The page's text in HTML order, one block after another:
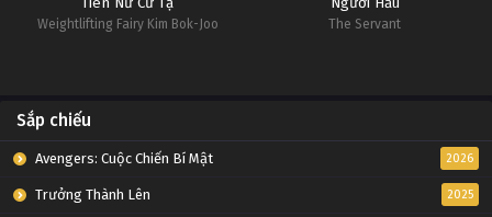
Weightlifting Fairy Kim Bok-Joo The Servant
Sắp chiếu
Avengers: Cuộc Chiến Bí Mật 2026
Trưởng Thành Lên 2025